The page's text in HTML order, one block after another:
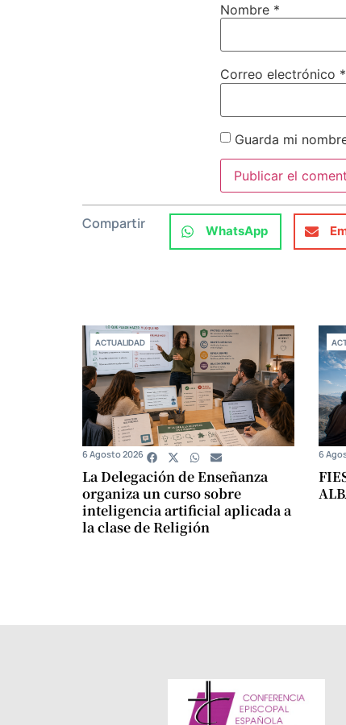
Nombre *
Correo electrónico *
Guarda mi
Compartir WhatsApp
ACTUALIDAD
La Delegación de Enseñanza
organiza un curso sobre
inteligencia artificial aplicada a
la clase de Religión
6 Agosto 2026 6